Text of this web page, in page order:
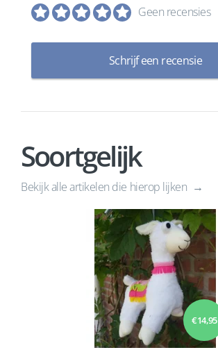
Geen recensies
Schrijf een recensie
Soortgelijk
Bekijk alle artikelen die hierop lijken
€ 14,95